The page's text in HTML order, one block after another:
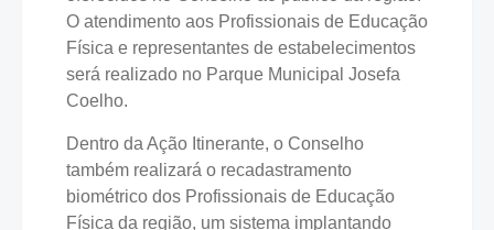
O atendimento aos Profissionais de Educação
Física e representantes de estabelecimentos
será realizado no Parque Municipal Josefa
Coelho.
Dentro da Ação Itinerante, o Conselho
também realizará o recadastramento
biométrico dos Profissionais de Educação
Física da região, um sistema implantando